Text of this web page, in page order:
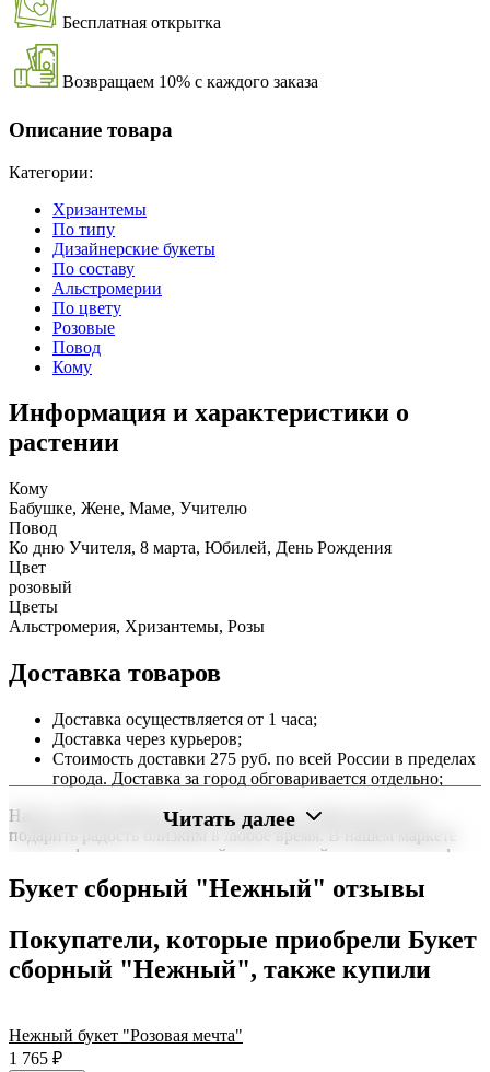
Бесплатная открытка
Возвращаем 10% с каждого заказа
Описание товара
Категории:
Хризантемы
По типу
Дизайнерские букеты
По составу
Альстромерии
По цвету
Розовые
Повод
Кому
Информация и характеристики о
растении
Кому
Бабушке, Жене, Маме, Учителю
Повод
Ко дню Учителя, 8 марта, Юбилей, День Рождения
Цвет
розовый
Цветы
Альстромерия, Хризантемы, Розы
Доставка товаров
Доставка осуществляется от 1 часа;
Доставка через курьеров;
Стоимость доставки 275 руб. по всей России в пределах
города. Доставка за город обговаривается отдельно;
Наша служба работает круглосуточно, чтобы вы могли
подарить радость близким в любое время. В нашем маркете
можно оформить заказ онлайн с доставкой на дом или в офис
по всей территории РФ.
минут или день в день в удобный интервал. Если вам важно
вручить подарок ко времени, наш сервис доставки обеспечит
точность до минуты. Выбирайте, где купить и сколько стоит
Читать далее
Букет сборный "Нежный" отзывы
Покупатели, которые приобрели Букет
сборный "Нежный", также купили
Нежный букет "Розовая мечта"
1 765 ₽